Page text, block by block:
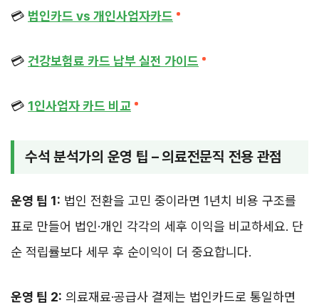
💳 법인카드 vs 개인사업자카드
💳 건강보험료 카드 납부 실전 가이드
💳 1인사업자 카드 비교
수석 분석가의 운영 팁 – 의료전문직 전용 관점
운영 팁 1: 법인 전환을 고민 중이라면 1년치 비용 구조를
표로 만들어 법인·개인 각각의 세후 이익을 비교하세요. 단
순 적립률보다 세무 후 순이익이 더 중요합니다.
운영 팁 2: 의료재료·공급사 결제는 법인카드로 통일하면